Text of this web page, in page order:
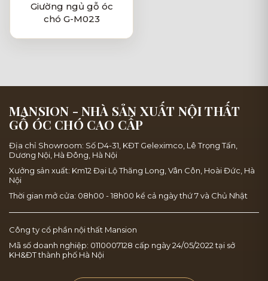
Giường ngủ gỗ óc
chó G-M023
MANSION - NHÀ SẢN XUẤT NỘI THẤT
GỖ ÓC CHÓ CAO CẤP
Địa chỉ Showroom: Số D4-31, KĐT Geleximco, Lê Trọng Tấn,
Dương Nội, Hà Đông, Hà Nội
Xưởng sản xuất: Km12 Đại Lộ Thăng Long, Vân Côn, Hoài Đức, Hà
Nội
Thời gian mở cửa: 08h00 - 18h00 kể cả ngày thứ 7 và Chủ Nhật
Công ty cổ phần nội thất Mansion
Mã số doanh nghiệp: 0110007128 cấp ngày 24/05/2022 tại sở
KH&ĐT thành phố Hà Nội